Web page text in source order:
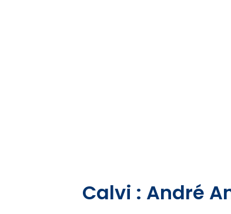
Calvi : André